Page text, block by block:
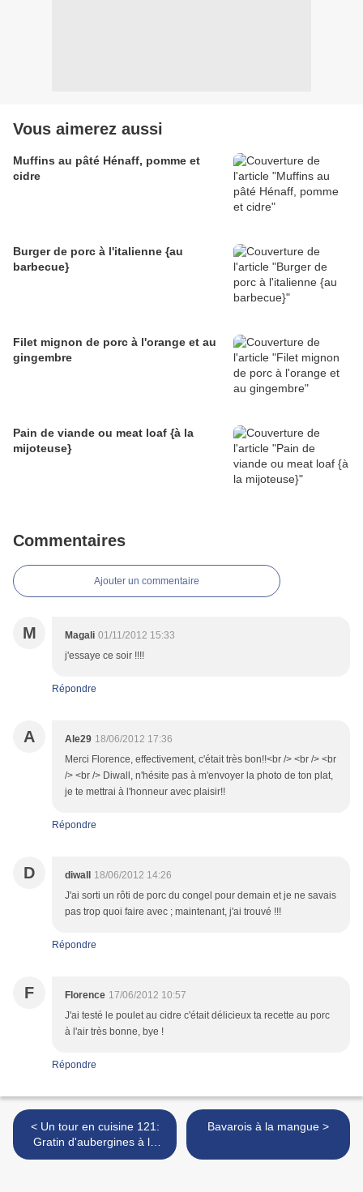
Vous aimerez aussi
Muffins au pâté Hénaff, pomme et
cidre
Burger de porc à l'italienne {au
barbecue}
Filet mignon de porc à l'orange et au
gingembre
Pain de viande ou meat loaf {à la
mijoteuse}
Commentaires
Ajouter un commentaire
M Magali 01/11/2012 15:33
j'essaye ce soir !!!!
Répondre
A Ale29 18/06/2012 17:36
Merci Florence, effectivement, c'était très bon!!<br /> <br /> <br
/> <br /> Diwall, n'hésite pas à m'envoyer la photo de ton plat,
je te mettrai à l'honneur avec plaisir!!
Répondre
D diwall
18/06/2012 14:26
J'ai sorti un rôti de porc du congel pour demain et je ne savais
pas trop quoi faire avec ; maintenant, j'ai trouvé !!!
Répondre
F Florence 17/06/2012 10:57
J'ai testé le poulet au cidre c'était délicieux ta recette au porc
à l'air très bonne, bye !
Répondre
< Un tour en cuisine 121:
Gratin d'aubergines à la
provençale
Bavarois à la mangue >